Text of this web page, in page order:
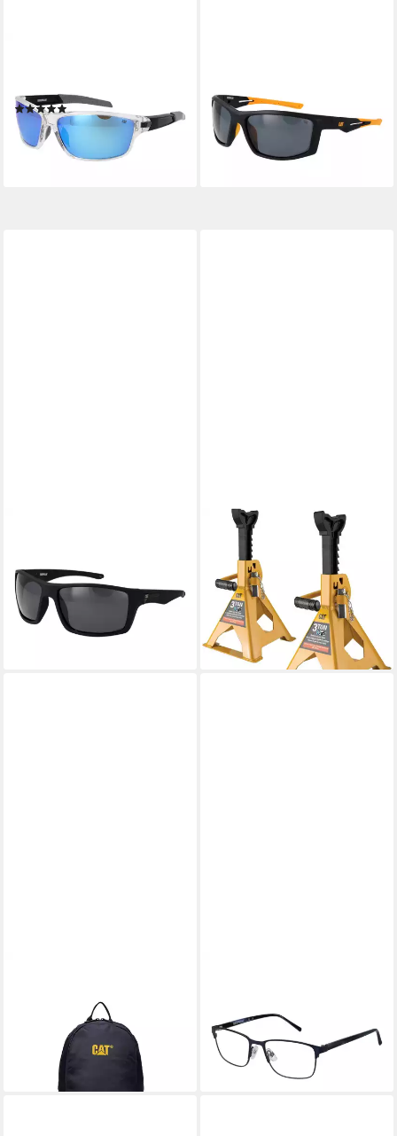
66113P
(1)
38,95 € UVP 72,00 €
-46%
62104P
38,95 € UVP72,00 €
-46%
lieferbar - in 2-3 Werktagen bei dir
61104P
38,95 € UVP72,00 €
-46%
lieferbar - in 2-3 Werktagen bei dir
CATERPILLAR
Wagenheber Klinkenständer 3
t Arbeitshöhe: 29.85 - 42.86
cm 980514INE
ab 31,94 €
UVP49,99 €
-36%
lieferbar - in 3-4 Werktagen bei dir
Rucksack V-Power 84525-
453 Dunkelblau
lieferbar - in 3-4 Werktagen bei dir
53,25 €
165,00 €
-68%
lieferbar - in 2-3 Werktagen bei dir